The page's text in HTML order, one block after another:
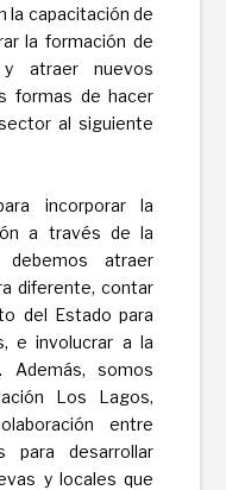
la capacitación de
la formación de
atraer nuevos
formas de hacer
al siguiente
incorporar la
a través de la
debemos atraer
diferente, contar
del Estado para
e involucrar a la
Además, somos
Los Lagos,
entre
para desarrollar
y locales que